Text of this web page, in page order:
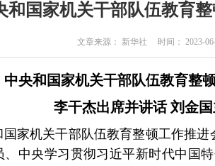
和国家机关干部队伍教育
文章来源： 新华社 时间： 2023-06-
中央和国家机关干部队伍教育整
李干杰出席并讲话 刘金
国家机关干部队伍教育整顿工作推进
、中央学习贯彻习近平新时代中国